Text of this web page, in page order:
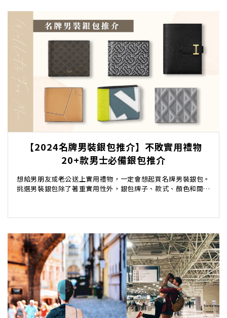
【2024名牌男裝銀包推介】不敗實用禮物
20+款男士必備銀包推介
想給男朋友或老公送上實用禮物，一定會想起買名牌男裝銀包。
挑選男裝銀包除了著重實用性外，銀包牌子、款式、顏色和間隔